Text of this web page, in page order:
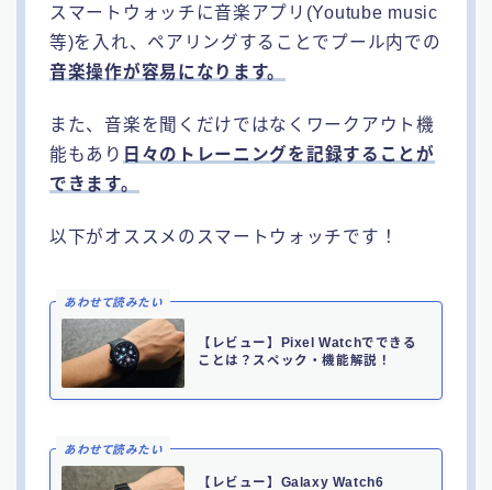
スマートウォッチに音楽アプリ(Youtube music
等)を入れ、ペアリングすることでプール内での
音楽操作が容易になります。
また、音楽を聞くだけではなくワークアウト機
能もあり 日々のトレーニングを記録することが
できます。
以下がオススメのスマートウォッチです！
あわせて読みたい
【レビュー】Pixel Watchでできる
ことは？スペック・機能解説！
あわせて読みたい
【レビュー】Galaxy Watch6